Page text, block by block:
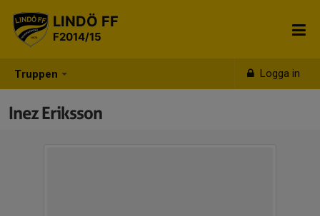
Truppen Logga in
LINDÖ FF
F2014/15
Inez Eriksson